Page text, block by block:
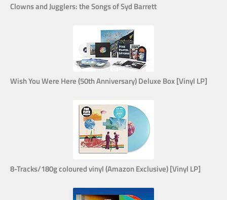
Clowns and Jugglers: the Songs of Syd Barrett
Wish You Were Here (50th Anniversary) Deluxe Box [Vinyl LP]
8-Tracks/180g coloured vinyl (Amazon Exclusive) [Vinyl LP]